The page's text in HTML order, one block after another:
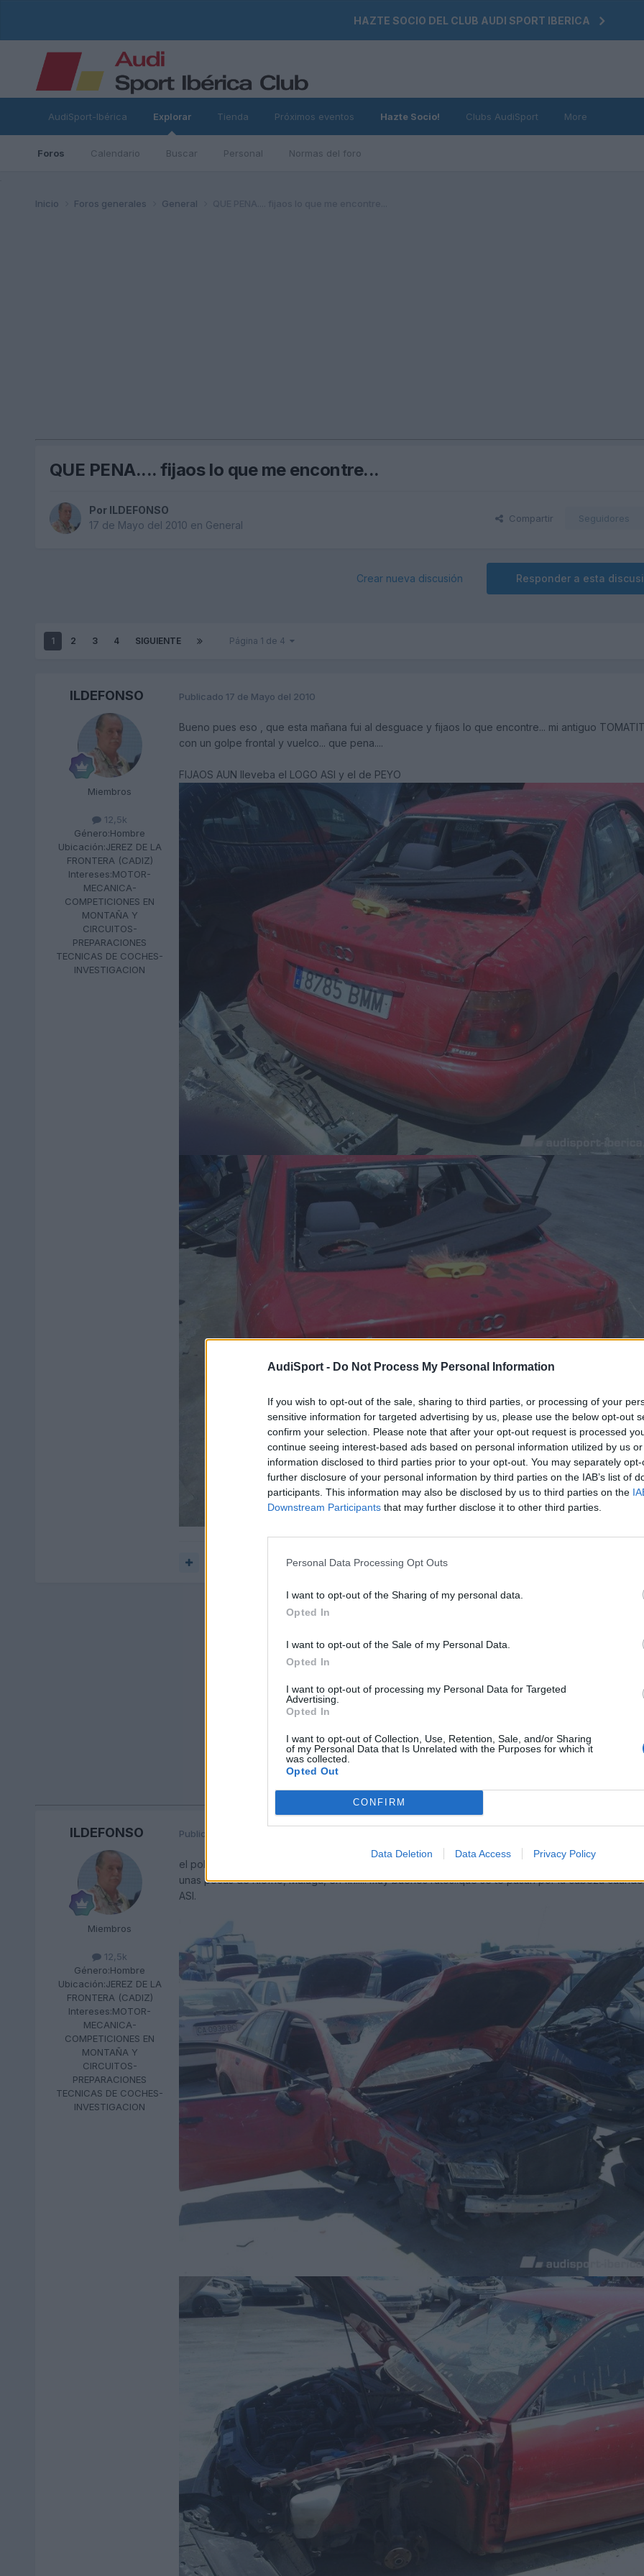
AudiSport - Do Not Process My Personal Information
If you wish to opt-out of the sale, sharing to third parties, or processing of your
sensitive information for targeted advertising by us, please use the below opt-out
confirm your selection. Please note that after your opt-out request is processed
continue seeing interest-based ads based on personal information utilized by us
information disclosed to third parties prior to your opt-out. You may separately
further disclosure of your personal information by third parties on the IAB’s list of
participants. This information may also be disclosed by us to third parties on the
Downstream Participants that may further disclose it to other third parties.
Personal Data Processing Opt Outs
I want to opt-out of the Sharing of my personal data.
Opted In
I want to opt-out of the Sale of my Personal Data.
Opted In
I want to opt-out of processing my Personal Data for Targeted
Advertising.
Opted In
I want to opt-out of Collection, Use, Retention, Sale, and/or Sharing
of my Personal Data that Is Unrelated with the Purposes for which it
was collected.
Opted Out
CONFIRM
Data Deletion Data Access Privacy Policy
HAZTE SOCIO DEL CLUB AUDI SPORT IBERICA
AudiSport-Ibérica Explorar
Foros Calendario Buscar Personal Normas del foro
Tienda Próximos eventos Hazte Socio! Clubs AudiSport More
Inicio Foros generales General
QUE PENA.... fijaos lo que me encontre...
Por ILDEFONSO
17 de Mayo del 2010 en General
Compartir Seguidores
Responder a esta
Crear nueva discusión
1 2 3 4 SIGUIENTE Página 1 de 4
ILDEFONSO
Miembros
12,5k
Género:Hombre
Ubicación:JEREZ DE LA
FRONTERA (CADIZ)
Intereses:MOTOR-
MECANICA-
COMPETICIONES EN
MONTAÑA Y
CIRCUITOS-
PREPARACIONES
TECNICAS DE COCHES-
INVESTIGACION
Publicado 17 de Mayo del 2010
Bueno pues eso , que esta mañana fui al desguace y fijaos lo que encontre... mi antiguo
con un golpe frontal y vuelco... que pena....
FIJAOS AUN lleveba el LOGO ASI y el de PEYO
ILDEFONSO
Miembros
12,5k
Género:Hombre
Ubicación:JEREZ DE LA
FRONTERA (CADIZ)
Intereses:MOTOR-
MECANICA-
COMPETICIONES EN
MONTAÑA Y
CIRCUITOS-
PREPARACIONES
TECNICAS DE COCHES-
INVESTIGACION
Publicado
el pobre.... MIRA QUE TIENE UNAS CUANTAS KDDS...jejej la primera grande de Ocaña , Ocaña II,
unas pocas de RIofrio, Malaga, en fin..... muy buenos ratos..que se te pasan por la cabeza
ASI.